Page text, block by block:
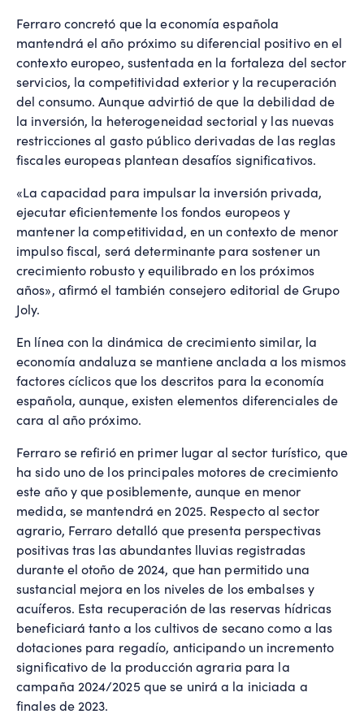
Ferraro concretó que la economía española
mantendrá el año próximo su diferencial positivo en el
contexto europeo, sustentada en la fortaleza del sector
servicios, la competitividad exterior y la recuperación
del consumo. Aunque advirtió de que la debilidad de
la inversión, la heterogeneidad sectorial y las nuevas
restricciones al gasto público derivadas de las reglas
fiscales europeas plantean desafíos significativos.
«La capacidad para impulsar la inversión privada,
ejecutar eficientemente los fondos europeos y
mantener la competitividad, en un contexto de menor
impulso fiscal, será determinante para sostener un
crecimiento robusto y equilibrado en los próximos
años», afirmó el también consejero editorial de Grupo
Joly.
En línea con la dinámica de crecimiento similar, la
economía andaluza se mantiene anclada a los mismos
factores cíclicos que los descritos para la economía
española, aunque, existen elementos diferenciales de
cara al año próximo.
Ferraro se refirió en primer lugar al sector turístico, que
ha sido uno de los principales motores de crecimiento
este año y que posiblemente, aunque en menor
medida, se mantendrá en 2025. Respecto al sector
agrario, Ferraro detalló que presenta perspectivas
positivas tras las abundantes lluvias registradas
durante el otoño de 2024, que han permitido una
sustancial mejora en los niveles de los embalses y
acuíferos. Esta recuperación de las reservas hídricas
beneficiará tanto a los cultivos de secano como a las
dotaciones para regadío, anticipando un incremento
significativo de la producción agraria para la
campaña 2024/2025 que se unirá a la iniciada a
finales de 2023.